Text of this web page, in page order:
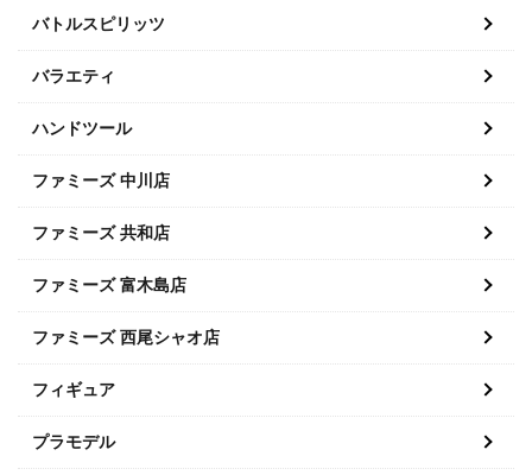
バトルスピリッツ
バラエティ
ハンドツール
ファミーズ 中川店
ファミーズ 共和店
ファミーズ 富木島店
ファミーズ 西尾シャオ店
フィギュア
プラモデル